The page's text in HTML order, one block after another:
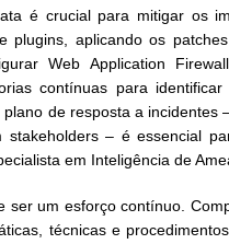
é crucial para mitigar os
plugins, aplicando os
Web Application
contínuas para
de resposta a incidentes
stakeholders – é essencial
em Inteligência de
ser um esforço contínuo.
técnicas e